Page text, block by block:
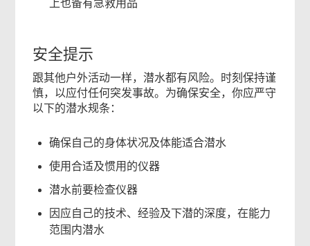
上也备有急救用品
安全提示
跟其他户外活动一样，潜水都有风险。时刻保持谨
慎，以应付任何突发事故。为确保安全，你应严守
以下的潜水规条：
确保自己的身体状况及体能适合潜水
使用合适及惯用的仪器
潜水前要检查仪器
因应自己的技术、经验及下潜的深度，在能力
范围内潜水